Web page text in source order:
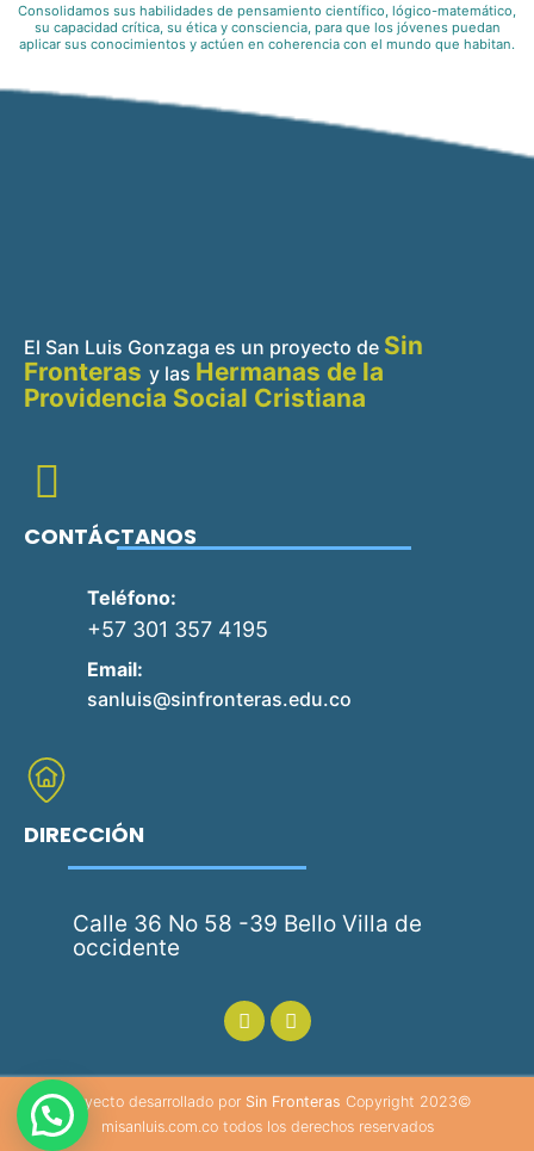
Consolidamos sus habilidades de pensamiento científico, lógico-matemático,
su capacidad crítica, su ética y consciencia, para que los jóvenes puedan
aplicar sus conocimientos y actúen en coherencia con el mundo que habitan.
El San Luis Gonzaga es un proyecto de Sin
Fronteras y las Hermanas de la
Providencia Social Cristiana
CONTÁCTANOS
Teléfono:
+57 301 357 4195
Email:
sanluis@sinfronteras.edu.co
DIRECCIÓN
Calle 36 No 58 -39 Bello Villa de
occidente
Proyecto desarrollado por Sin Fronteras Copyright 2023©
misanluis.com.co todos los derechos reservados